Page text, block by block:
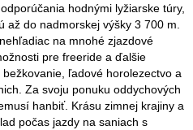
hodnými lyžiarske túry,
až do nadmorskej výšky 3 700 m.
na mnohé zjazdové
pre freeride a ďalšie
ľadové horolezectvo a
Za svoju ponuku oddychových
hanbiť. Krásu zimnej krajiny a
počas jazdy na saniach s